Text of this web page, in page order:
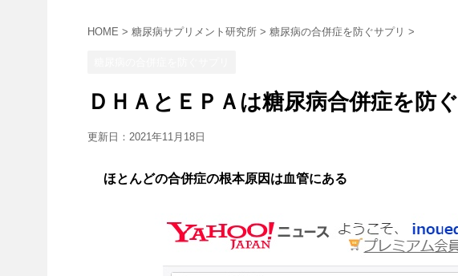
HOME > 糖尿病サプリメント研究所 > 糖尿病の合併症を防ぐサプリ >
ＤＨＡとＥＰＡは糖尿病合併症を防ぐ
更新日： 2021年11月18日
ほとんどの合併症の根本原因は血管にある